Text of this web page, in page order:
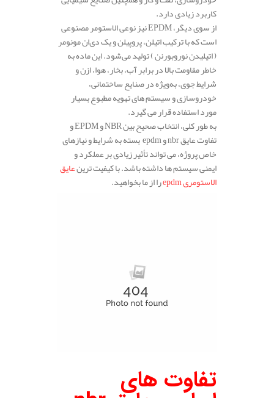
کاربرد زیادی دارد.
از سوی دیگر، EPDM نیز نوعی الاستومر مصنوعی
است که با ترکیب اتیلن، پروپیلن و یک دی‌ان مونومر
( اتیلیدن نوروبورنن ) تولید می‌شود. این ماده به
خاطر مقاومت بالا در برابر آب، بخار، هوا، ازن و
شرایط جوی، به‌ویژه در صنایع ساختمانی،
خودروسازی و سیستم‌ های تهویه مطبوع بسیار
مورد استفاده قرار می‌ گیرد.
به طور کلی، انتخاب صحیح بین NBR و EPDM و
تفاوت عایق nbr و epdm بسته به شرایط و نیازهای
خاص پروژه، می‌ تواند تأثیر زیادی بر عملکرد و
ایمنی سیستم‌ ها داشته باشد. با کیفیت ترینعایق
الاستومری epdm
را از ما بخواهید.
تفاوت های